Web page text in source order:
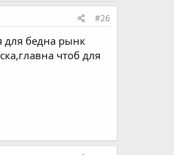
#26
для бедна рынк
чтоб для